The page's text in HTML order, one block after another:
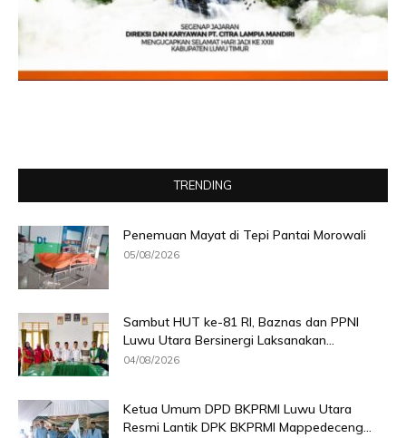
TRENDING
Penemuan Mayat di Tepi Pantai Morowali
05/08/2026
Sambut HUT ke-81 RI, Baznas dan PPNI
Luwu Utara Bersinergi Laksanakan...
04/08/2026
Ketua Umum DPD BKPRMI Luwu Utara
Resmi Lantik DPK BKPRMI Mappedeceng...